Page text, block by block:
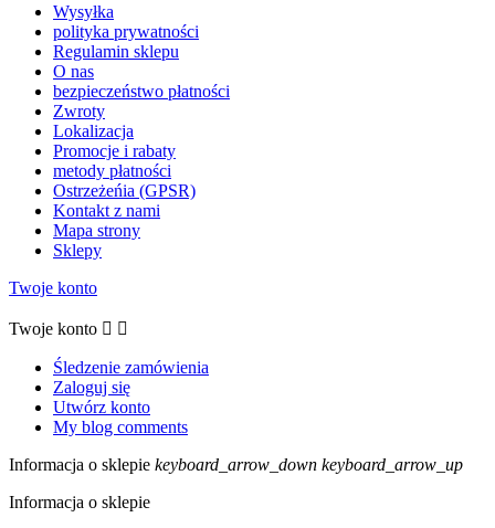
Wysyłka
polityka prywatności
Regulamin sklepu
O nas
bezpieczeństwo płatności
Zwroty
Lokalizacja
Promocje i rabaty
metody płatności
Ostrzeżeńia (GPSR)
Kontakt z nami
Mapa strony
Sklepy
Twoje konto
Twoje konto  
Śledzenie zamówienia
Zaloguj się
Utwórz konto
My blog comments
Informacja o sklepie keyboard_arrow_down keyboard_arrow_up
Informacja o sklepie